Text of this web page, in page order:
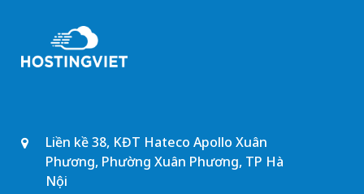
Liền kề 38, KĐT Hateco Apollo Xuân
Phương, Phường Xuân Phương, TP Hà
Nội